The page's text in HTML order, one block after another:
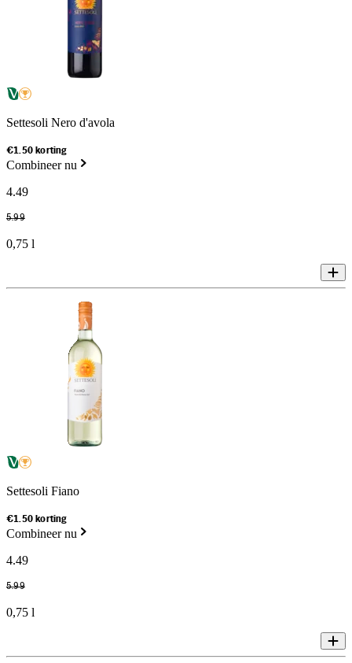
Settesoli Nero d'avola
€1.50 korting
Combineer nu
4.49
5.99
0,75 l
Settesoli Fiano
€1.50 korting
Combineer nu
4.49
5.99
0,75 l